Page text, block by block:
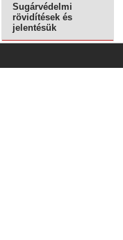
Sugárvédelmi
rövidítések és
jelentésük